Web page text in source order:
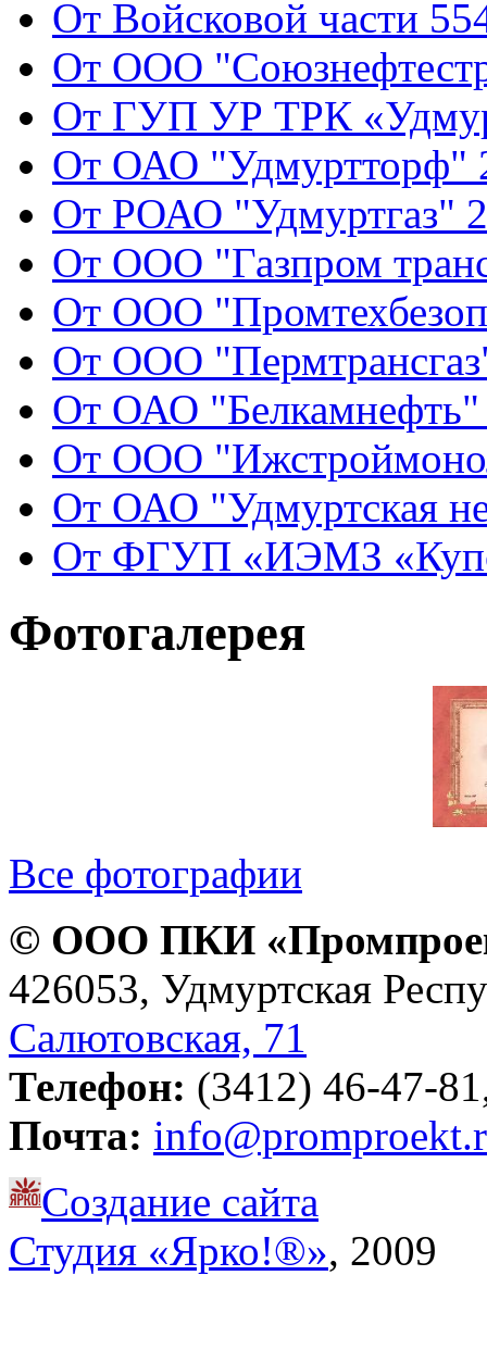
От Войсковой части
От ООО
От ГУП УР ТРК
От ОАО "Удмуртторф"
От РОАО "Удмуртгаз"
От ООО "Газпром
От ООО
От ООО
От ОАО "Белкамнефть"
От ООО
От ОАО "Удмуртская
От ФГУП «ИЭМЗ
Фотогалерея
Все фотографии
© ООО ПКИ
426053, Удмуртская
Салютовская, 71
Телефон: (3412) 46-47-
Почта:
Создание сайта
Студия «Ярко!®», 2009